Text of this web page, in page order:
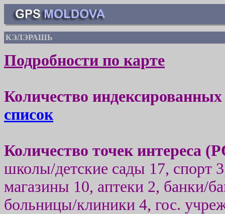
КЭЛЭРАШЬ
Подробности по карте
Количество
список
Количество точек интереса (
школы/детские сады 17, спорт
магазины 10, аптеки 2, банки/
больницы/клиники 4, гос.